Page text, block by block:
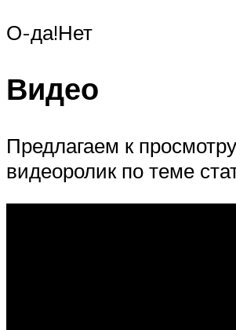
О-да!Нет
Видео
Предлагаем к просмотру
видеоролик по теме